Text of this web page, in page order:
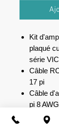
Kit
plaqué
série
Câble
17 pi
Câble
pi 8 AWG
Câble